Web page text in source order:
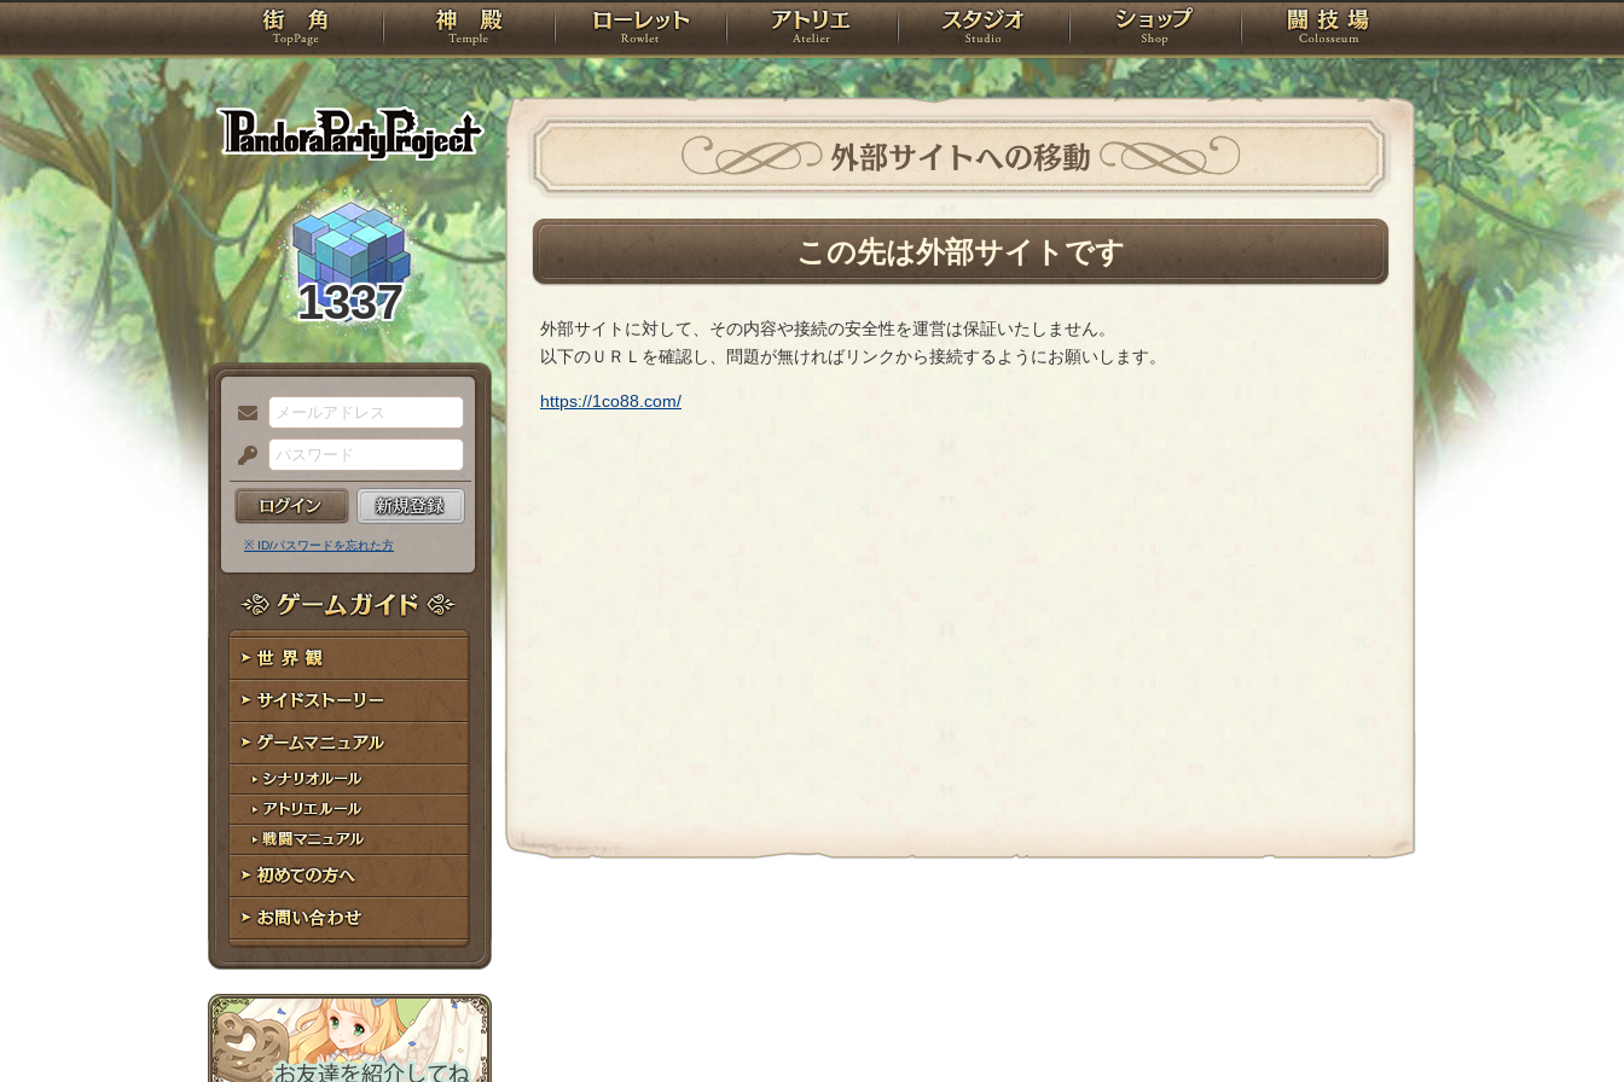
PandoraPartyProject
TOP 神殿 ローレット アトリエ スタジオ ショップ 闘技場
1337
メ
ー
ル
ア
ド
レ
ス
パ
ス
ー
ド
※ ID/パスワードを忘れた方
ゲームガイド
世界観
サイドストーリー
ゲームマニュアル
シナリオルール
アトリエルール
戦闘マニュアル
初めての方へ
お問い合わせ
外部サイトへの移動
この先は外部サイトです
外部サイトに対して、その内容や接続の安全性を運営は保証いたしません。
以下のＵＲＬを確認し、問題が無ければリンクから接続するようにお願いします。
https://1co88.com/